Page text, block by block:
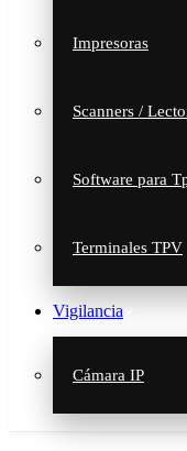
Impresoras
Scanners /
Software para
Terminales TPV
Vigilancia
Cámara IP